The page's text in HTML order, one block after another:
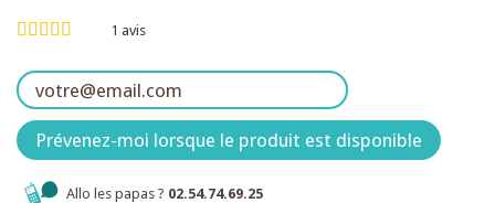
1 avis
Prévenez-moi lorsque le produit est disponible
Allo les papas ? 02.54.74.69.25